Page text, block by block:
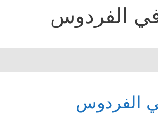
الفردوس
الفردوس